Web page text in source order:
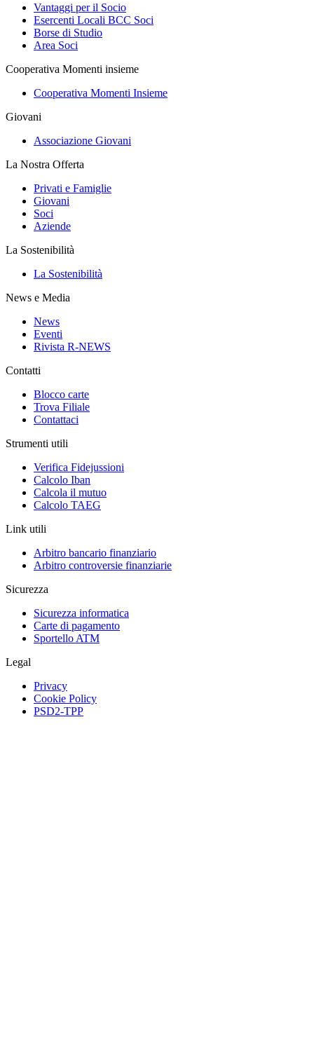
Vantaggi per il Socio
Esercenti Locali BCC Soci
Borse di Studio
Area Soci
Cooperativa Momenti insieme
Cooperativa Momenti Insieme
Giovani
Associazione Giovani
La Nostra Offerta
Privati e Famiglie
Giovani
Soci
Aziende
La Sostenibilità
La Sostenibilità
News e Media
News
Eventi
Rivista R-NEWS
Contatti
Blocco carte
Trova Filiale
Contattaci
Strumenti utili
Verifica Fidejussioni
Calcolo Iban
Calcola il mutuo
Calcolo TAEG
Link utili
Arbitro bancario finanziario
Arbitro controversie finanziarie
Sicurezza
Sicurezza informatica
Carte di pagamento
Sportello ATM
Legal
Privacy
Cookie Policy
PSD2-TPP